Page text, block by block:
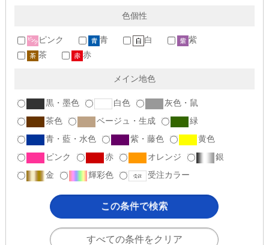
色個性
ピンク 青 白
紫
茶
赤
メイン地色
黒・墨色 白色
灰色・鼠
茶色
ベージュ・生成
緑
青・藍・水色
紫・藤色
黄色
ピンク
赤 オレンジ
銀
金
輝彩色 受注カラー